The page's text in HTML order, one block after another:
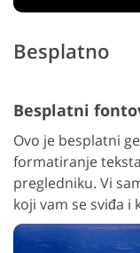
Besplatno
Ovo je besplatni
formatiranje
pregledniku. Vi
koji vam se sviđa i